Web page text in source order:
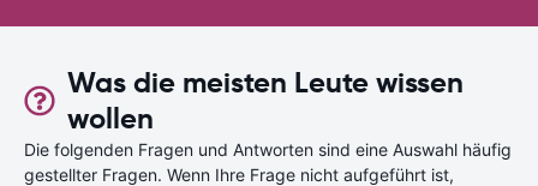
Was die meisten Leute wissen
wollen
Die folgenden Fragen und Antworten sind eine Auswahl häufig
gestellter Fragen. Wenn Ihre Frage nicht aufgeführt ist,